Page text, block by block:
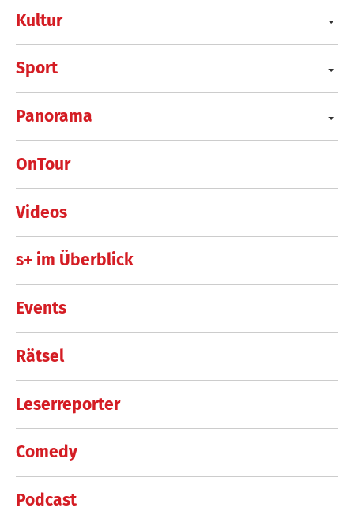
Kultur
Sport
Panorama
OnTour
Videos
s+ im Überblick
Events
Rätsel
Leserreporter
Comedy
Podcast